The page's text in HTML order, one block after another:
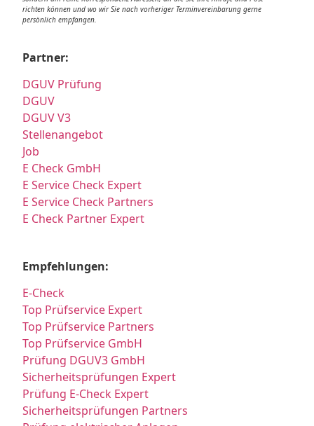
richten können und wo wir Sie nach vorheriger Terminvereinbarung gerne
persönlich empfangen.
Partner:
DGUV Prüfung
DGUV
DGUV V3
Stellenangebot
Job
E Check GmbH
E Service Check Expert
E Service Check Partners
E Check Partner Expert
Empfehlungen:
E-Check
Top Prüfservice Expert
Top Prüfservice Partners
Top Prüfservice GmbH
Prüfung DGUV3 GmbH
Sicherheitsprüfungen Expert
Prüfung E-Check Expert
Sicherheitsprüfungen Partners